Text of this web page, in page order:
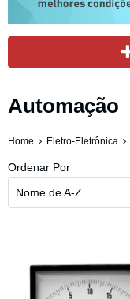
Automação
Home Eletro-Eletrônica
Ordenar Por
Nome de A-Z